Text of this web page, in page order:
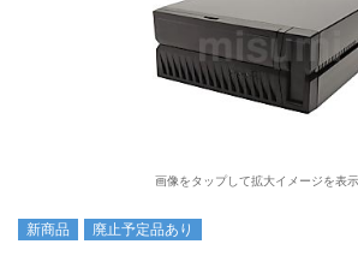
画像をタップして拡大イメージを表
新商品 廃止予定品あり